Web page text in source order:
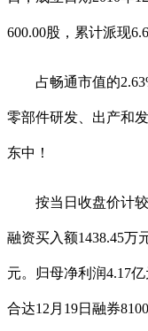
600.00股，累计派现
占畅通市值的
零部件研发、出产和
东中！
按当日收盘价计较
融资买入额1438.45万
元。归母净利润4.17
合达12月19日融券